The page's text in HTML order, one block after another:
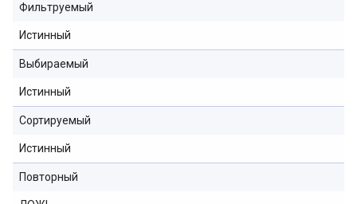
Фильтруемый
Истинный
Выбираемый
Истинный
Сортируемый
Истинный
Повторный